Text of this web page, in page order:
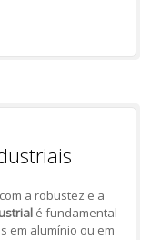
a robustez e a
é fundamental
em alumínio ou em